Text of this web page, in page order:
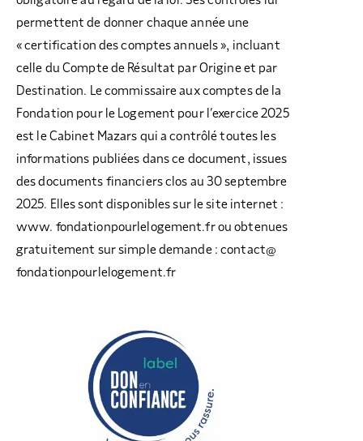
permettent de donner chaque année une
« certification des comptes annuels », incluant
celle du Compte de Résultat par Origine et par
Destination. Le commissaire aux comptes de la
Fondation pour le Logement pour l’exercice 2025
est le Cabinet Mazars qui a contrôlé toutes les
informations publiées dans ce document, issues
des documents financiers clos au 30 septembre
2025. Elles sont disponibles sur le site internet :
www. fondationpourlelogement.fr ou obtenues
gratuitement sur simple demande : contact@
fondationpourlelogement.fr